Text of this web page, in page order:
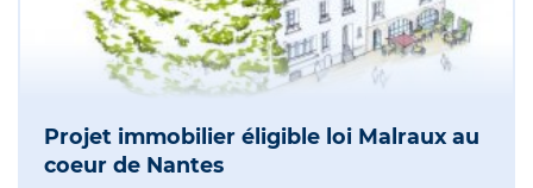
Projet immobilier éligible loi Malraux au
coeur de Nantes